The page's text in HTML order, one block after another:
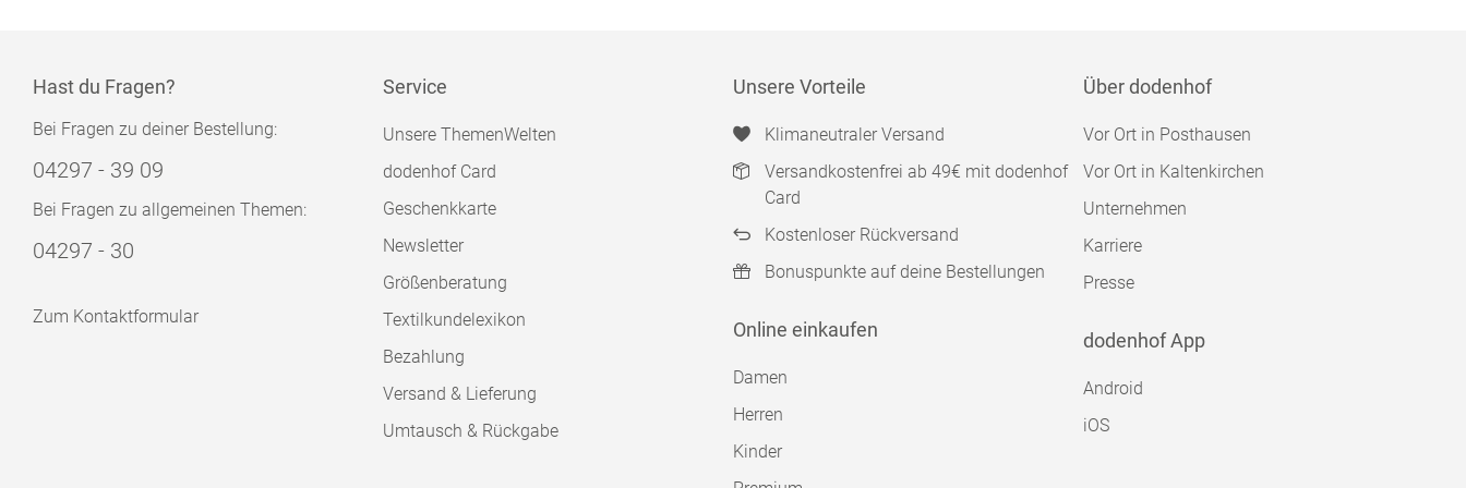
Hast du Fragen?
Bei Fragen zu deiner Bestellung:
04297 - 39 09
Bei Fragen zu allgemeinen Themen:
04297 - 30
Zum Kontaktformular
Service
Unsere ThemenWelten
dodenhof Card
Geschenkkarte
Newsletter
Größenberatung
Textilkundelexikon
Bezahlung
Versand & Lieferung
Umtausch & Rückgabe
Unsere Vorteile
Klimaneutraler Versand
Versandkostenfrei ab 49€ mit dodenhof
Card
Kostenloser Rückversand
Bonuspunkte auf deine Bestellungen
Online einkaufen
Damen
Herren
Kinder
Über dodenhof
Vor Ort in Posthausen
Vor Ort in Kaltenkirchen
Unternehmen
Karriere
Presse
dodenhof App
Android
iOS